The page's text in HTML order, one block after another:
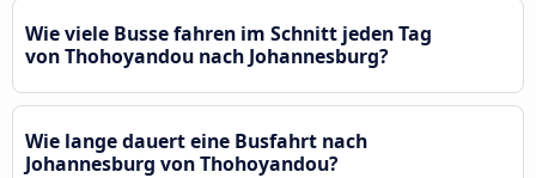
Wie viele Busse fahren im Schnitt jeden Tag
von Thohoyandou nach Johannesburg?
Wie lange dauert eine Busfahrt nach
Johannesburg von Thohoyandou?